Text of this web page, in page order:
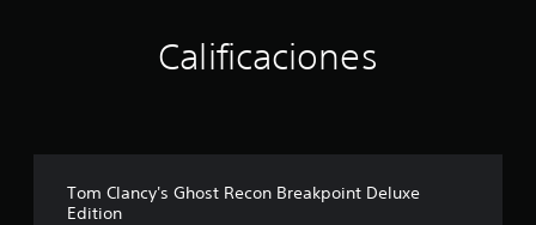
Calificaciones
Tom Clancy's Ghost Recon Breakpoint Deluxe
Edition